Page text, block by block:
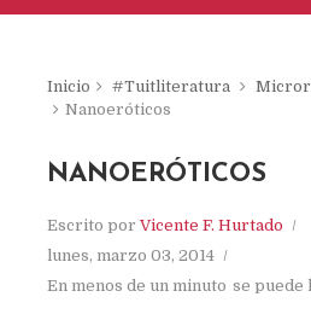
Inicio #Tuitliteratura
Nanoeróticos
NANOERÓTICOS
Escrito porVicente F. Hurtado
lunes, marzo 03, 2014
En menos de un minuto se puede